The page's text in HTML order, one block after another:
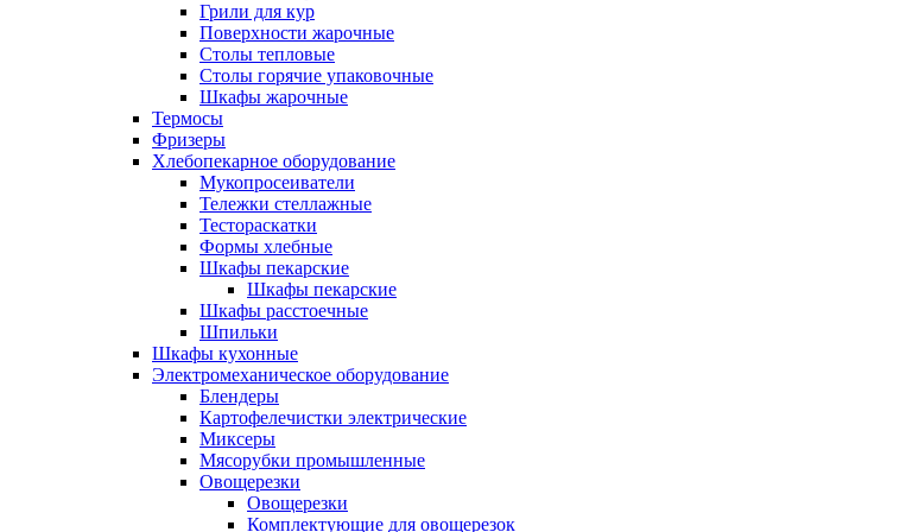
Грили для кур
Поверхности жарочные
Столы тепловые
Столы горячие упаковочные
Шкафы жарочные
Термосы
Фризеры
Хлебопекарное оборудование
Мукопросеиватели
Тележки стеллажные
Тестораскатки
Формы хлебные
Шкафы пекарские
Шкафы пекарские
Шкафы расстоечные
Шпильки
Шкафы кухонные
Электромеханическое оборудование
Блендеры
Картофелечистки электрические
Миксеры
Мясорубки промышленные
Овощерезки
Овощерезки
Комплектующие для овощерезок